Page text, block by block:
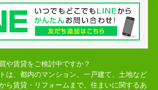
や賃貸をご検討中ですか？
は、都内のマンション、一戸建て、土地など
ら賃貸・リフォームまで、住まいに関するあ